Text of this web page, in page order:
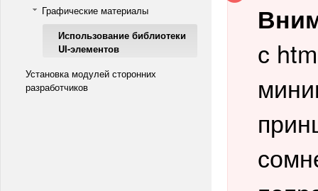
Графические материалы
Использование библиотеки
UI-элементов
Установка модулей сторонних
разработчиков
с